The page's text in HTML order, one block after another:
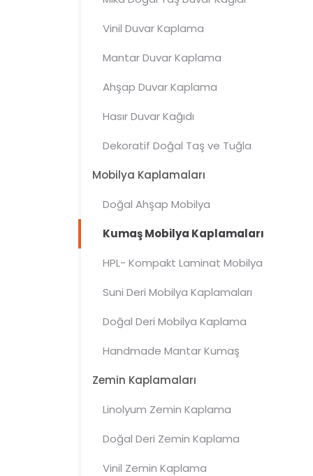
Vinil Duvar Kaplama
MantarDuvar Kaplama
Ahşap Duvar Kaplama
Hasır Duvar Kağıdı
Dekoratif Doğal Taş ve Tuğla
Mobilya Kaplamaları
Doğal Ahşap Mobilya
Kaplamaları
Kumaş Mobilya Kaplamaları
HPL- Kompakt Laminat Mobilya
Kaplamaları
Suni Deri Mobilya Kaplamaları
Doğal Deri Mobilya Kaplama
Handmade MantarKumaş
Mobilya Kaplamaları
Zemin Kaplamaları
Linolyum Zemin Kaplama
Doğal Deri Zemin Kaplama
Vinil Zemin Kaplama